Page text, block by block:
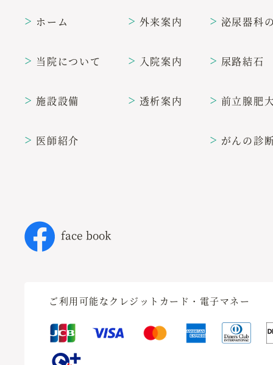
＞ ホーム
＞ 当院について
＞ 施設設備
＞ 医師紹介
＞ 外来案内
＞ 入院案内
＞ 透析案内
＞ 泌尿器科
＞ 尿路結石
＞ 前立腺肥
＞ がんの診
face book
ご利用可能なクレジットカード・電子マネー